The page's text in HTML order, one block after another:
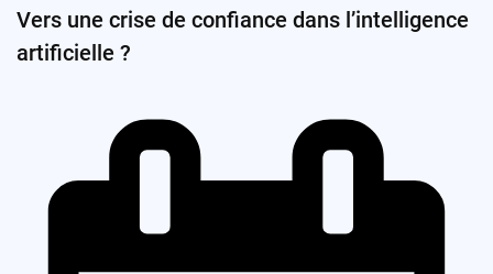
Vers une crise de confiance dans l’intelligence
artificielle ?